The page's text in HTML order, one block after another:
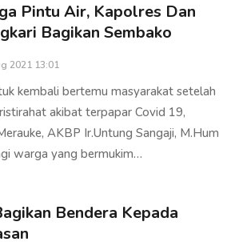
Pintu Air, Kapolres Dan
Bagikan Sembako
2021 13:01
kembali bertemu masyarakat setelah
akibat terpapar Covid 19,
AKBP Ir.Untung Sangaji, M.Hum
warga yang bermukim…
Bendera Kepada